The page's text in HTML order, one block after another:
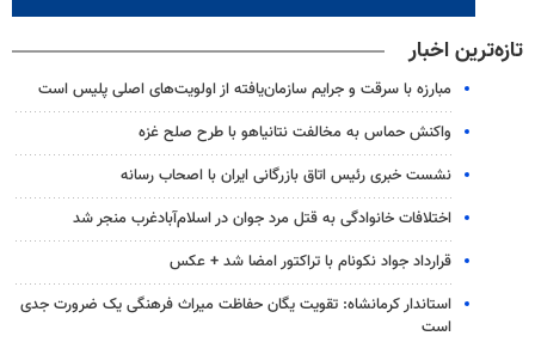
تازه‌ترین اخبار
مبارزه با سرقت و جرایم سازمان‌یافته از اولویت‌های اصلی پلیس است
واکنش حماس به مخالفت نتانیاهو با طرح صلح غزه
نشست خبری رئیس اتاق بازرگانی ایران با اصحاب رسانه
اختلافات خانوادگی به قتل مرد جوان در اسلام‌آبادغرب منجر شد
قرارداد جواد نکونام با تراکتور امضا شد + عکس
استاندار کرمانشاه: تقویت یگان حفاظت میراث فرهنگی یک ضرورت جدی
است